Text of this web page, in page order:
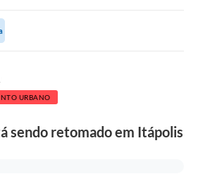
URBANO
sendo retomado em Itápolis